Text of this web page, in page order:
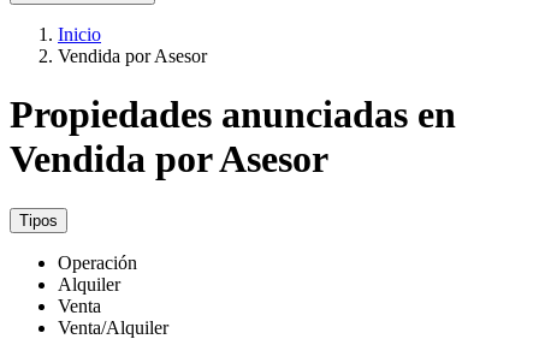
Inicio
Vendida por Asesor
Propiedades anunciadas en
Vendida por Asesor
Tipos
Operación
Alquiler
Venta
Venta/Alquiler